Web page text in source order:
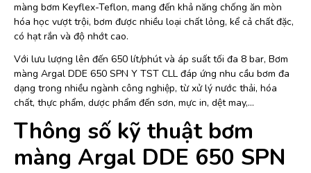
màng bơm Keyflex-Teflon, mang đến khả năng chống ăn mòn
hóa học vượt trội, bơm được nhiều loại chất lỏng, kể cả chất đặc,
có hạt rắn và độ nhớt cao.
Với lưu lượng lên đến 650 lít/phút và áp suất tối đa 8 bar, Bơm
màng Argal DDE 650 SPN Y TST CLL đáp ứng nhu cầu bơm đa
dạng trong nhiều ngành công nghiệp, từ xử lý nước thải, hóa
chất, thực phẩm, dược phẩm đến sơn, mực in, dệt may,…
Thông số kỹ thuật bơm
màng Argal DDE 650 SPN